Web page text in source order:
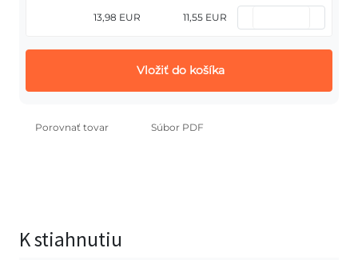
13,98 EUR 11,55 EUR
Vložiť do košíka
Porovnať tovar Súbor PDF
K stiahnutiu